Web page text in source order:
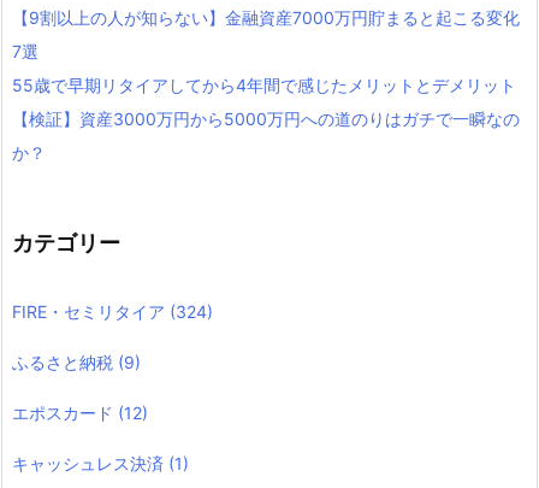
【9割以上の人が知らない】金融資産7000万円貯まると起こる変化
7選
55歳で早期リタイアしてから4年間で感じたメリットとデメリット
【検証】資産3000万円から5000万円への道のりはガチで一瞬なの
か？
カテゴリー
FIRE・セミリタイア (324)
ふるさと納税 (9)
エポスカード (12)
キャッシュレス決済 (1)